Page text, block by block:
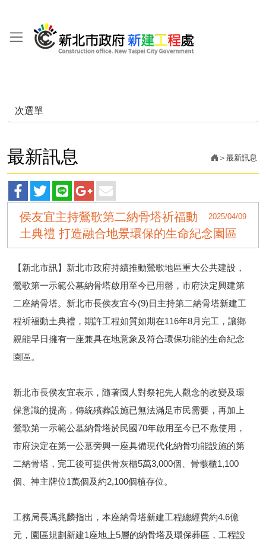
次選單
最新訊息
最新訊息
facebook
分
享
twitter
分
享
line
分
享
googleplus
分
享
main
分
享
2025/04/09
侯友宜主持鶯歌第二納骨塔祈福動
土典禮 打造融合地景環保的生命紀念園區
【新北市訊】 新北市政府持續推動鶯歌地區重大公共建設，
鶯歌第一示範公墓納骨塔啟用至今已用罄， 市府決定興建第
二座納骨塔。新北市長侯友宜今(9)日主持第二納骨塔新建工
程祈福動土典禮，期許工程如質如期在116年8月完工，讓鄉
親能早日擁有一座兼具在地意象及符合環保功能的生命紀念
園區。
新北市長侯友宜表示，隨著國人對祭祀先人觀念的改變及環
保意識的提高，傳統殯葬設施已無法滿足市民需要，再加上
鶯歌第一示範公墓納骨塔於民國70年啟用至今已不敷使用，
市府決定在第一公墓旁興一座具備現代化納骨功能設施的第
二納骨塔，完工後可提供骨灰櫃5萬3,000個、骨骸櫃1,100
個、神主牌位1萬個及約2,100個植存位。
工務局長馮兆麟指出，本座納骨塔新建工程總經費約4.6億
元，園區規劃新建1座地上5層的納骨塔及環保葬區，工程設